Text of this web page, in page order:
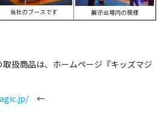
当社のブースです 展示会場内の模様
扱商品は、ホームページ『キッズマジ
←